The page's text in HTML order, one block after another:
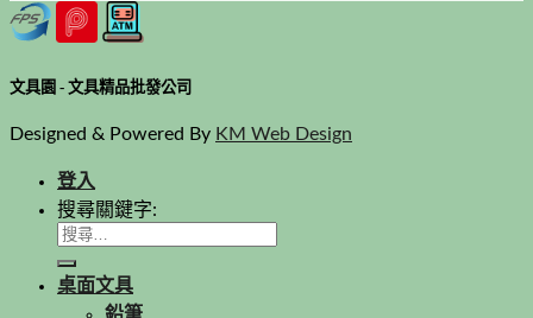
文具園 - 文具精品批發公司
Designed & Powered By KM Web Design
登入
搜尋關鍵字:
桌面文具